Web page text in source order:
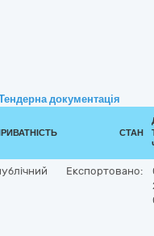
документація
СТАН
Експортовано: